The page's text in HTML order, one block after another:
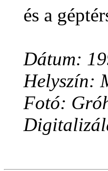
és a
Dátum:
Helyszín:
Fotó: